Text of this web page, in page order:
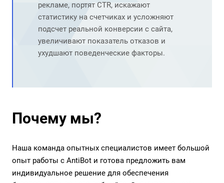
рекламе, портят CTR, искажают
статистику на счетчиках и усложняют
подсчет реальной конверсии с сайта,
увеличивают показатель отказов и
ухудшают поведенческие факторы.
Почему мы?
Наша команда опытных специалистов имеет большой
опыт работы с AntiBot и готова предложить вам
индивидуальное решение для обеспечения